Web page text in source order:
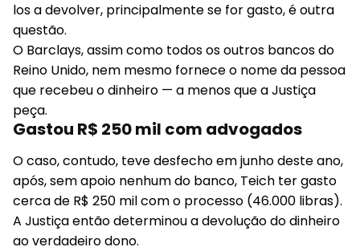
los a devolver, principalmente se for gasto, é outra
questão.
O Barclays, assim como todos os outros bancos do
Reino Unido, nem mesmo fornece o nome da pessoa
que recebeu o dinheiro — a menos que a Justiça
peça.
Gastou R$ 250 mil com advogados
O caso, contudo, teve desfecho em junho deste ano,
após, sem apoio nenhum do banco, Teich ter gasto
cerca de R$ 250 mil com o processo (46.000 libras).
A Justiça então determinou a devolução do dinheiro
ao verdadeiro dono.